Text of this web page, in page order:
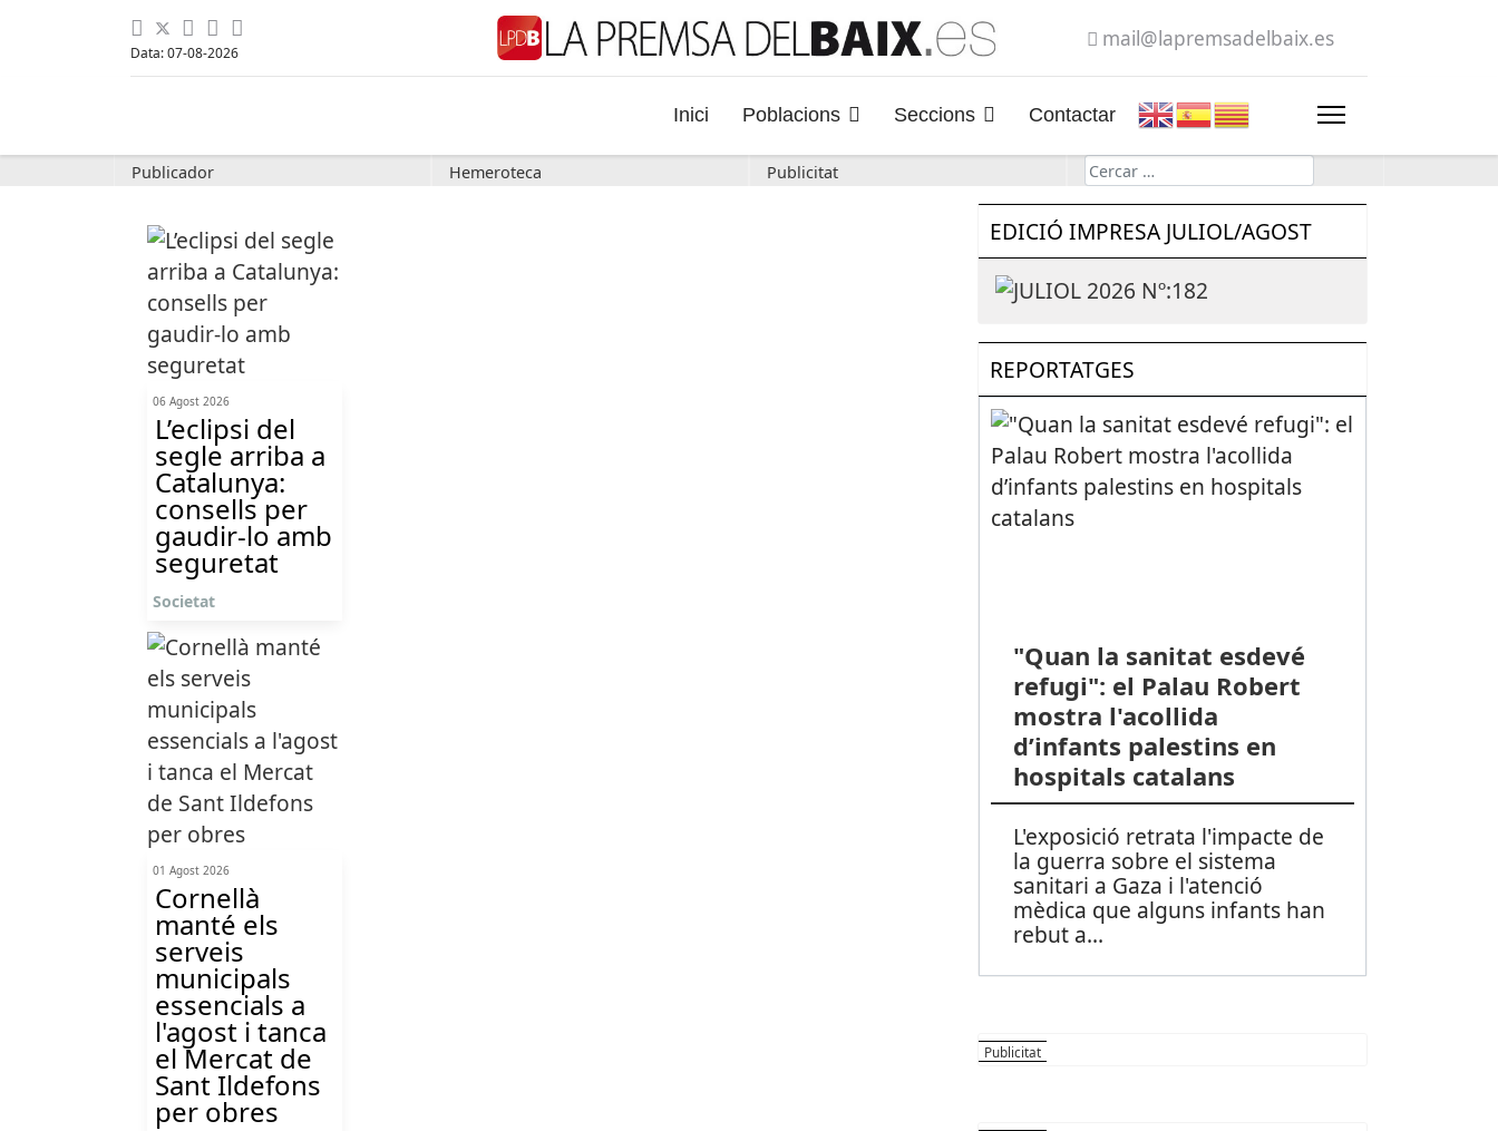
Data: 07-08-2026
mail@lapremsadelbaix.es
Inici Poblacions Seccions Contactar
Publicador Hemeroteca Publicitat Cerca
06 Agost 2026
L’eclipsi del
segle arriba a
Catalunya:
consells per
gaudir-lo amb
seguretat
Societat
01 Agost 2026
Cornellà
manté els
serveis
municipals
essencials a
l'agost i tanca
el Mercat de
Sant Ildefons
per obres
EDICIÓ IMPRESA JULIOL/AGOST
REPORTATGES
"Quan la sanitat esdevé
refugi": el Palau Robert
mostra l'acollida
d’infants palestins en
hospitals catalans
L'exposició retrata l'impacte de
la guerra sobre el sistema
sanitari a Gaza i l'atenció
mèdica que alguns infants han
rebut a...